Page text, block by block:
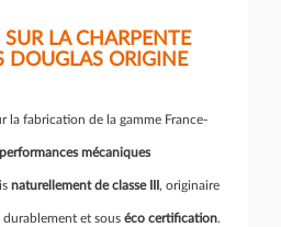
LA CHARPENTE
DOUGLAS ORIGINE
la fabrication de la gamme France-
performances mécaniques
naturellement de classe III , originaire
durablement et sous éco certification.